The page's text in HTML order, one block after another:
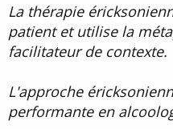
La thérapie
patient et utilise la
facilitateur de contexte.
L'approche
performante en